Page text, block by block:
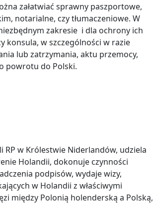
załatwiać sprawny paszportowe,
notarialne, czy tłumaczeniowe. W
zakresie i dla ochrony ich
konsula, w szczególności w razie
lub zatrzymania, aktu przemocy,
powrotu do Polski.
w Królestwie Niderlandów, udziela
Holandii, dokonuje czynności
podpisów, wydaje wizy,
w Holandii z właściwymi
między Polonią holenderską a Polską,